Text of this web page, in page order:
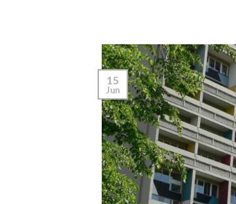
15
Jun